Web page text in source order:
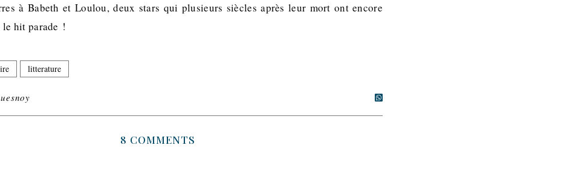
à Babeth et Loulou, deux stars qui plusieurs siècles après leur mort ont encore
le hit parade !
litterature
8 COMMENTS